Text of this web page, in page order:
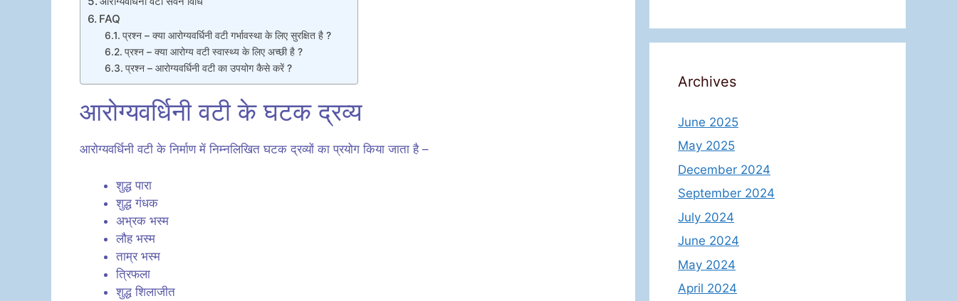
FAQ
प्रश्न – क्या आरोग्यवर्धिनी वटी गर्भावस्था के लिए सुरक्षित है ?
प्रश्न – क्या आरोग्य वटी स्वास्थ्य के लिए अच्छी है ?
प्रश्न – आरोग्यवर्धिनी वटी का उपयोग कैसे करें ?
आरोग्यवर्धिनी वटी के घटक द्रव्य
आरोग्यवर्धिनी वटी के निर्माण में निम्नलिखित घटक द्रव्यों का प्रयोग किया जाता है –
शुद्ध पारा
शुद्ध गंधक
अभ्रक भस्म
लौह भस्म
ताम्र भस्म
त्रिफला
शुद्ध शिलाजीत
Archives
June 2025
May 2025
December 2024
September 2024
July 2024
June 2024
May 2024
April 2024